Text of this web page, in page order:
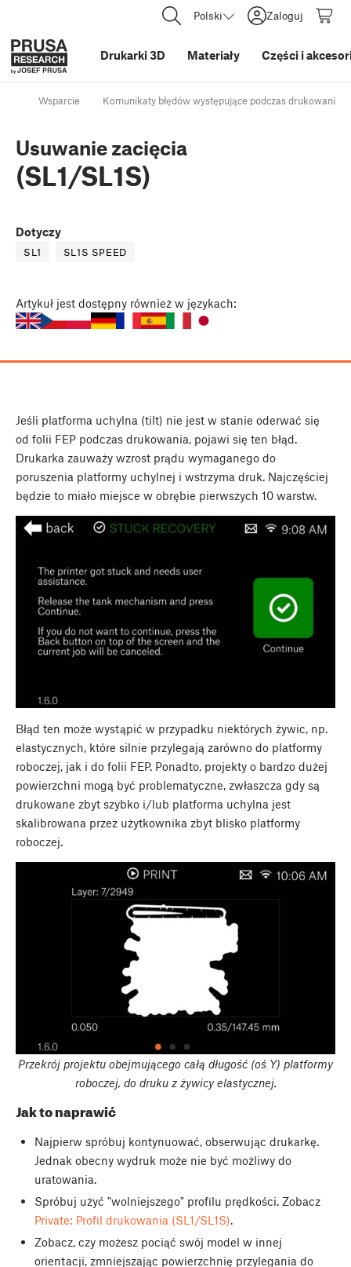
Polski Zaloguj
Drukarki 3D Materiały Części i
Wsparcie Komunikaty błędów występujące podczas drukowania
Usuwanie zacięcia
(SL1/SL1S)
Dotyczy
SL1 SL1S SPEED
Artykuł jest dostępny również w językach:
Jeśli platforma uchylna (tilt) nie jest w stanie oderwać się
od folii FEP podczas drukowania, pojawi się ten błąd.
Drukarka zauważy wzrost prądu wymaganego do
poruszenia platformy uchylnej i wstrzyma druk. Najczęściej
będzie to miało miejsce w obrębie pierwszych 10 warstw.
Błąd ten może wystąpić w przypadku niektórych żywic, np.
elastycznych, które silnie przylegają zarówno do platformy
roboczej, jak i do folii FEP. Ponadto, projekty o bardzo dużej
powierzchni mogą być problematyczne, zwłaszcza gdy są
drukowane zbyt szybko i/lub platforma uchylna jest
skalibrowana przez użytkownika zbyt blisko platformy
roboczej.
Przekrój projektu obejmującego całą długość (oś Y) platformy
roboczej, do druku z żywicy elastycznej.
Jak to naprawić
Najpierw spróbuj kontynuować, obserwując drukarkę.
Jednak obecny wydruk może nie być możliwy do
uratowania.
Spróbuj użyć "wolniejszego" profilu prędkości. Zobacz
Private: Profil drukowania (SL1/SL1S).
Zobacz, czy możesz pociąć swój model w innej
orientacji, zmniejszając powierzchnię przylegania do